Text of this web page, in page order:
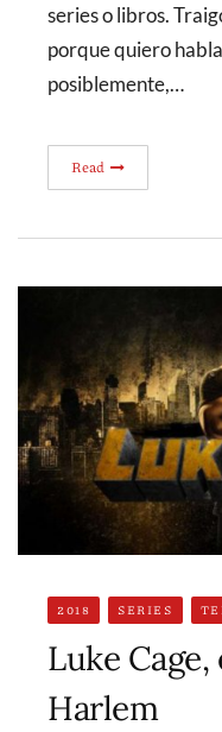
series o libros.
porque quiero
posiblemente,…
Read
2018 SERIES
Luke
Harlem